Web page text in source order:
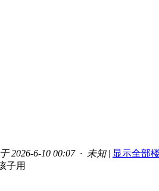
2026-6-10 00:07 · 未知 | 显示全部
子用